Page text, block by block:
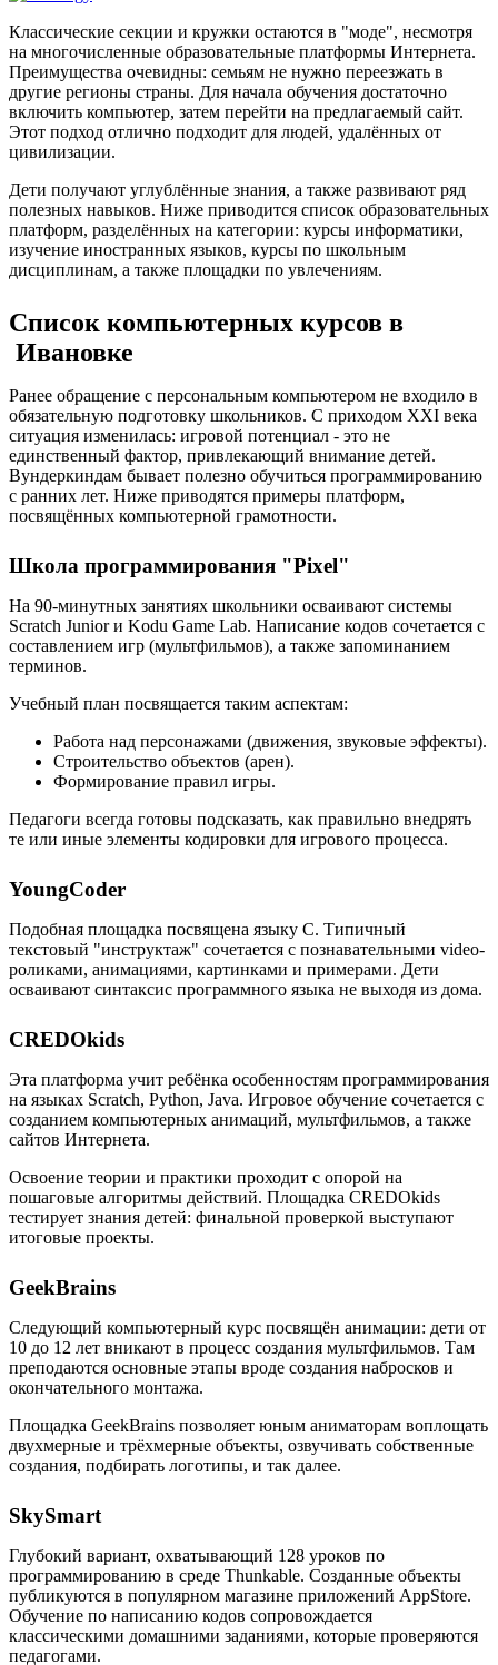
Классические секции и кружки остаются в "моде", несмотря
на многочисленные образовательные платформы Интернета.
Преимущества очевидны: семьям не нужно переезжать в
другие регионы страны. Для начала обучения достаточно
включить компьютер, затем перейти на предлагаемый сайт.
Этот подход отлично подходит для людей, удалённых от
цивилизации.
Дети получают углублённые знания, а также развивают ряд
полезных навыков. Ниже приводится список образовательных
платформ, разделённых на категории: курсы информатики,
изучение иностранных языков, курсы по школьным
дисциплинам, а также площадки по увлечениям.
Список компьютерных курсов в
Ивановке
Ранее обращение с персональным компьютером не входило в
обязательную подготовку школьников. С приходом XXI века
ситуация изменилась: игровой потенциал - это не
единственный фактор, привлекающий внимание детей.
Вундеркиндам бывает полезно обучиться программированию
с ранних лет. Ниже приводятся примеры платформ,
посвящённых компьютерной грамотности.
Школа программирования "Pixel"
На 90-минутных занятиях школьники осваивают системы
Scratch Junior и Kodu Game Lab. Написание кодов сочетается с
составлением игр (мультфильмов), а также запоминанием
терминов.
Учебный план посвящается таким аспектам:
Работа над персонажами (движения, звуковые эффекты).
Строительство объектов (арен).
Формирование правил игры.
Педагоги всегда готовы подсказать, как правильно внедрять
те или иные элементы кодировки для игрового процесса.
YoungCoder
Подобная площадка посвящена языку C. Типичный
текстовый "инструктаж" сочетается с познавательными video-
роликами, анимациями, картинками и примерами. Дети
осваивают синтаксис программного языка не выходя из дома.
CREDOkids
Эта платформа учит ребёнка особенностям программирования
на языках Scratch, Python, Java. Игровое обучение сочетается с
созданием компьютерных анимаций, мультфильмов, а также
сайтов Интернета.
Освоение теории и практики проходит с опорой на
пошаговые алгоритмы действий. Площадка CREDOkids
тестирует знания детей: финальной проверкой выступают
итоговые проекты.
GeekBrains
Следующий компьютерный курс посвящён анимации: дети от
10 до 12 лет вникают в процесс создания мультфильмов. Там
преподаются основные этапы вроде создания набросков и
окончательного монтажа.
Площадка GeekBrains позволяет юным аниматорам воплощать
двухмерные и трёхмерные объекты, озвучивать собственные
создания, подбирать логотипы, и так далее.
SkySmart
Глубокий вариант, охватывающий 128 уроков по
программированию в среде Thunkable. Созданные объекты
публикуются в популярном магазине приложений AppStore.
Обучение по написанию кодов сопровождается
классическими домашними заданиями, которые проверяются
педагогами.